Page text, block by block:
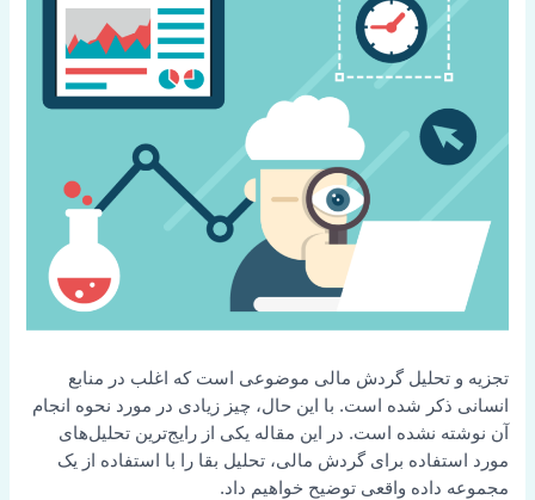
تجزیه و تحلیل گردش مالی موضوعی است که اغلب در منابع
انسانی ذکر شده است. با این حال، چیز زیادی در مورد نحوه انجام
آن نوشته نشده است. در این مقاله یکی از رایج‌ترین تحلیل‌های
مورد استفاده برای گردش مالی، تحلیل بقا را با استفاده از یک
مجموعه داده واقعی توضیح خواهیم داد.